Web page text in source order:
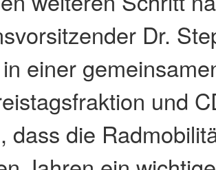
Dr.
einer
und
dass die